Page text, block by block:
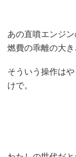
あの直噴エンジ
燃費の乖離の大き
そういう操作は
けで。